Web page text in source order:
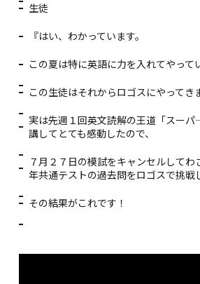
生徒
『はい、わかっています。
この夏は特に英語に力を入れてやって
この生徒はそれからロゴスにやってき
実は先週１回英文読解の王道「スー
講して とても感動したので、
７月２７日の模試をキャンセルしてわ
年共通テストの過去問をロゴスで挑戦
その結果がこれです！